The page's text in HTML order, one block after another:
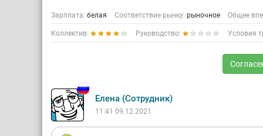
Зарплата: белая Соответствие рынку: рыночное Общее
Коллектив: Руководство: Условия
Елена (Сотрудник)
11:41 09.12.2021